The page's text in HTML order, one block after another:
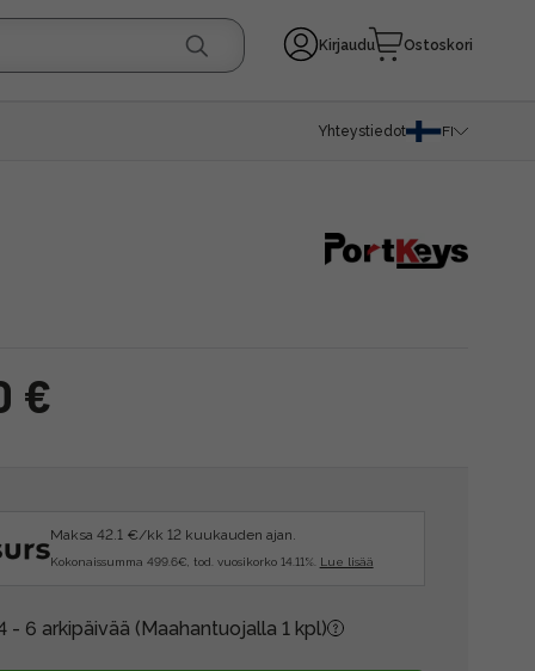
Kirjaudu Ostoskori
Yhteystiedot FI
€
Maksa 42.1 €/kk 12 kuukauden ajan.
Kokonaissumma 499.6€, tod. vuosikorko 14.11%. Lue lisää
- 6 arkipäivää (Maahantuojalla 1 kpl)